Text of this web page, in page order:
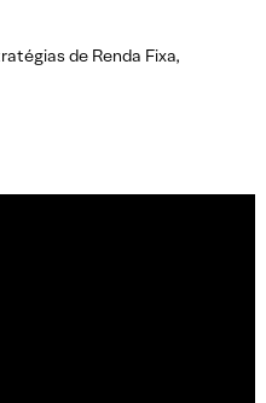
de Renda Fixa,